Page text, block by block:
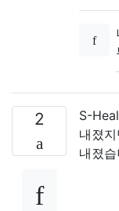
2
S-
내졌
내졌